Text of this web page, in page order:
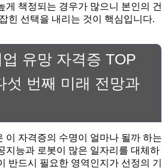
게 책정되는 경우가 많으니 본인의 건
힌 선택을 내리는 것이 핵심입니다.
유망 자격증 TOP
섯 번째 미래 전망과
이 자격증의 수명이 얼마나 될까 하는
지능과 로봇이 많은 일자리를 대체하
반드시 필요한 영역인지가 선정의 기